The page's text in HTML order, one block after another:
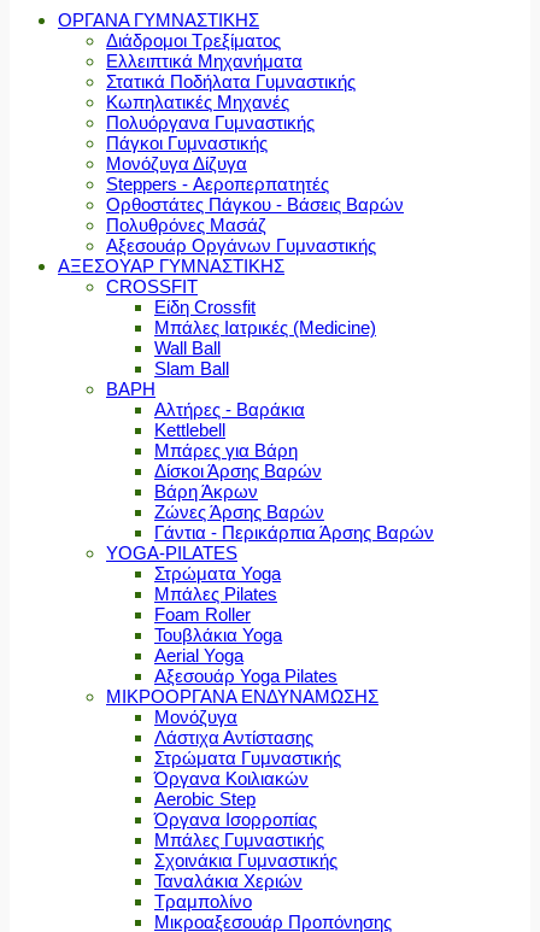
ΟΡΓΑΝΑ ΓΥΜΝΑΣΤΙΚΗΣ
Διάδρομοι Τρεξίματος
Ελλειπτικά Μηχανήματα
Στατικά Ποδήλατα Γυμναστικής
Κωπηλατικές Μηχανές
Πολυόργανα Γυμναστικής
Πάγκοι Γυμναστικής
Μονόζυγα Δίζυγα
Steppers - Αεροπερπατητές
Ορθοστάτες Πάγκου - Βάσεις Βαρών
Πολυθρόνες Μασάζ
Αξεσουάρ Οργάνων Γυμναστικής
ΑΞΕΣΟΥΑΡ ΓΥΜΝΑΣΤΙΚΗΣ
CROSSFIT
Είδη Crossfit
Μπάλες Ιατρικές (Medicine)
Wall Ball
Slam Ball
ΒΑΡΗ
Αλτήρες - Βαράκια
Kettlebell
Μπάρες για Βάρη
Δίσκοι Άρσης Βαρών
Βάρη Άκρων
Ζώνες Άρσης Βαρών
Γάντια - Περικάρπια Άρσης Βαρών
YOGA-PILATES
Στρώματα Yoga
Μπάλες Pilates
Foam Roller
Τουβλάκια Yoga
Aerial Yoga
Αξεσουάρ Yoga Pilates
ΜΙΚΡΟΟΡΓΑΝΑ ΕΝΔΥΝΑΜΩΣΗΣ
Μονόζυγα
Λάστιχα Αντίστασης
Στρώματα Γυμναστικής
Όργανα Κοιλιακών
Aerobic Step
Όργανα Ισορροπίας
Μπάλες Γυμναστικής
Σχοινάκια Γυμναστικής
Ταναλάκια Χεριών
Τραμπολίνο
Μικροαξεσουάρ Προπόνησης